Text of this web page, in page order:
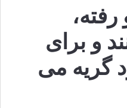
و برای
گریه می